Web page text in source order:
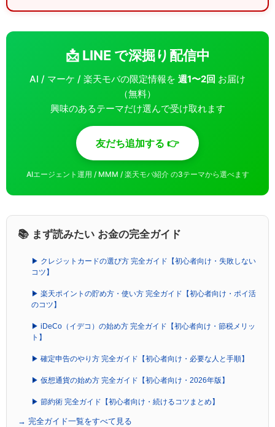
📩 LINE で深掘り配信中
AI / マーケ / 楽天モバの限定情報を 週1〜2回 お届け
（無料）
興味のあるテーマだけ選んで受け取れます
友だち追加する 👉
AIエージェント運用 / MMM / 楽天モバ紹介 の3テーマから選べます
📚 まず読みたい お金の完全ガイド
▶ クレジットカードの選び方 完全ガイド【初心者向け・失敗しない
コツ】
▶ 楽天ポイントの貯め方・使い方 完全ガイド【初心者向け・ポイ活
のコツ】
▶ iDeCo（イデコ）の始め方 完全ガイド【初心者向け・節税メリッ
ト】
▶ 確定申告のやり方 完全ガイド【初心者向け・必要な人と手順】
▶ 仮想通貨の始め方 完全ガイド【初心者向け・2026年版】
▶ 節約術 完全ガイド【初心者向け・続けるコツまとめ】
→ 完全ガイド一覧をすべて見る